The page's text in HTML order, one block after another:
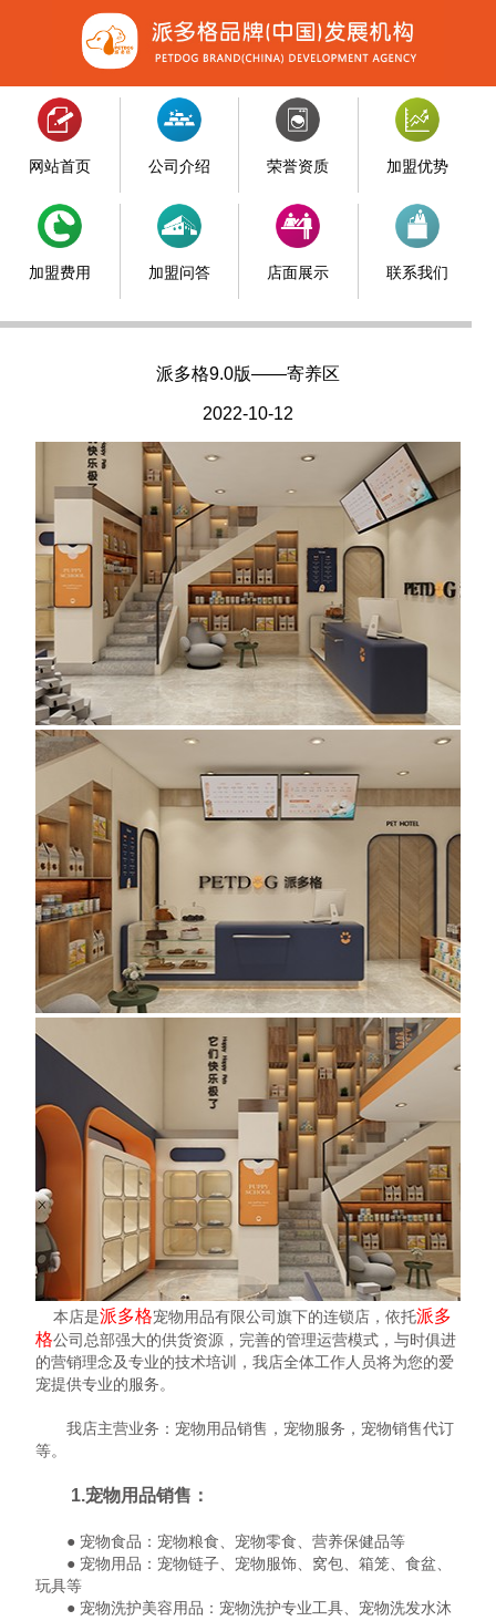
网站首页 公司介绍 荣誉资质 加盟优势
加盟费用 加盟问答 店面展示 联系我们
派多格9.0版——寄养区
2022-10-12
本店是派多格宠物用品有限公司旗下的连锁店，依托派多
格公司总部强大的供货资源，完善的管理运营模式，与时俱进
的营销理念及专业的技术培训，我店全体工作人员将为您的爱
宠提供专业的服务。
我店主营业务：宠物用品销售，宠物服务，宠物销售代订
等。
1.宠物用品销售：
● 宠物食品：宠物粮食、宠物零食、营养保健品等
● 宠物用品：宠物链子、宠物服饰、窝包、箱笼、食盆、
玩具等
● 宠物洗护美容用品：宠物洗护专业工具、宠物洗发水沐